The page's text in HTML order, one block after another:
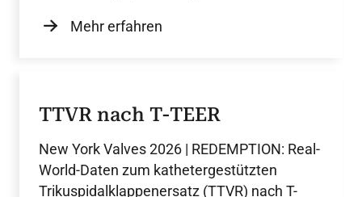
Mehr erfahren
TTVR nach T-TEER
New York Valves 2026 | REDEMPTION: Real-
World-Daten zum kathetergestützten
Trikuspidalklappenersatz (TTVR) nach T-